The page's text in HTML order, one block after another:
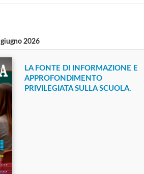
giugno 2026
LA FONTE DI INFORMAZIONE E
APPROFONDIMENTO
PRIVILEGIATA SULLA SCUOLA.